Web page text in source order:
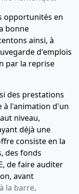
opportunités en
bonne
ainsi, à
d'emplois
par la reprise
des prestations
à l'animation d'un
niveau,
déjà une
consiste en la
des fonds
de faire auditer
avant
la barre.